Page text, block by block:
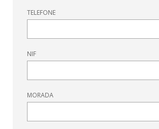
TELEFONE
NIF
MORADA